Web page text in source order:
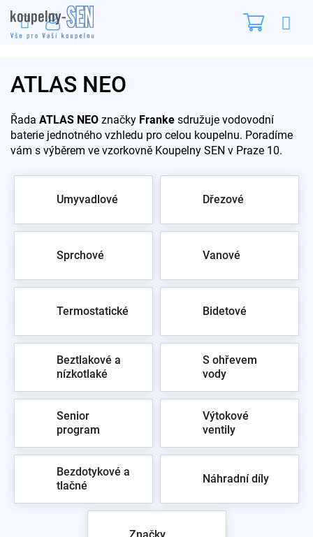
na
obsah
ATLAS NEO
Řada ATLAS NEO značky Franke sdružuje vodovodní
baterie jednotného vzhledu pro celou koupelnu. Poradíme
vám s výběrem ve vzorkovně Koupelny SEN v Praze 10.
Umyvadlové Dřezové
Sprchové Vanové
Termostatické Bidetové
Beztlakové a
nízkotlaké
S ohřevem
vody
Senior
program
Výtokové
ventily
Bezdotykové a
tlačné
Náhradní díly